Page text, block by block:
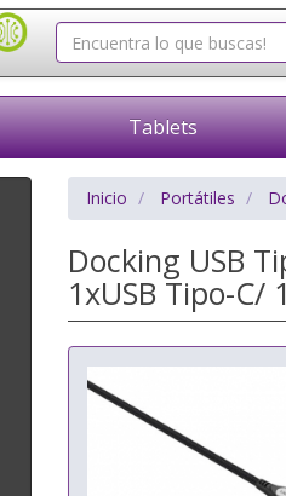
Tablets
Inicio Portátiles
Docking USB
1xUSB Tipo-